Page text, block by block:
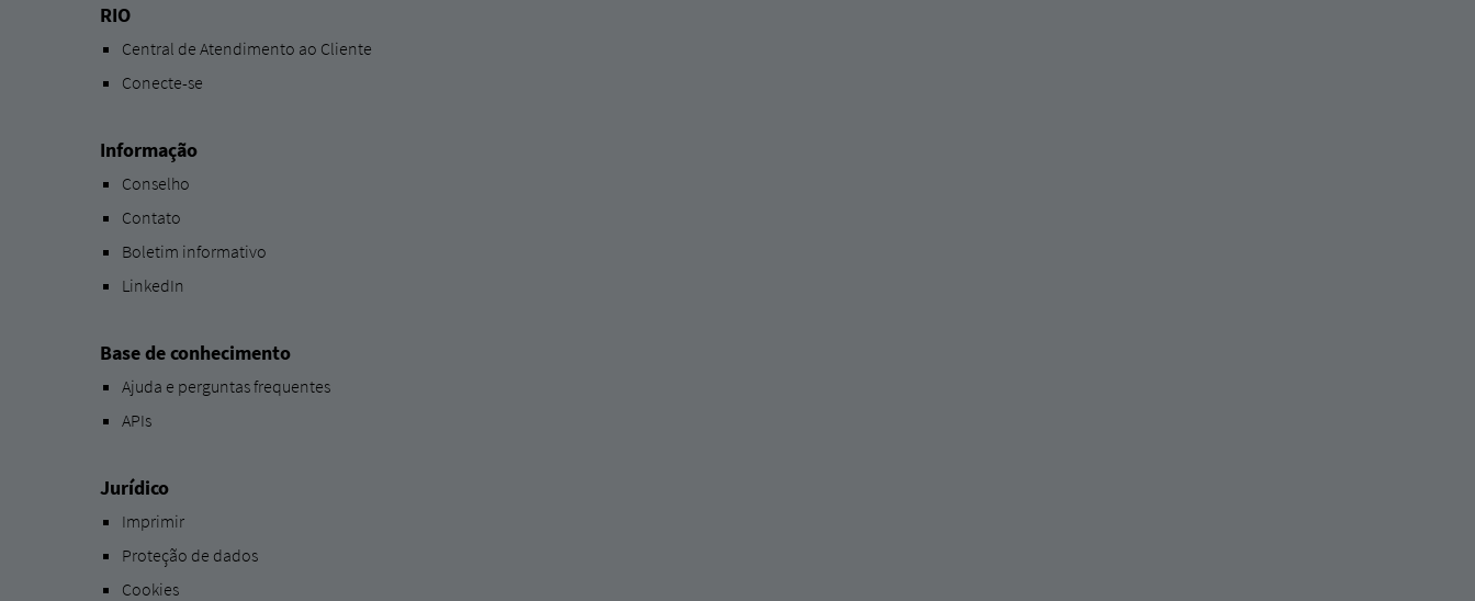
RIO
Central de Atendimento ao Cliente
Conecte-se
Informação
Conselho
Contato
Boletim informativo
LinkedIn
Base de conhecimento
Ajuda e perguntas frequentes
APIs
Jurídico
Imprimir
Proteção de dados
Cookies